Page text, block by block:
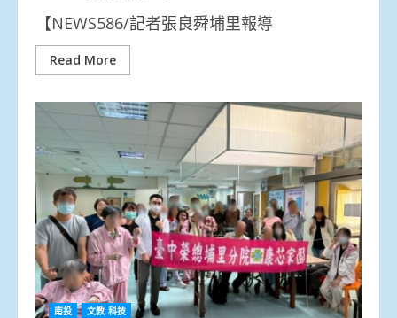
【NEWS586/記者張良舜埔里報導
Read More
南投 文教.科技